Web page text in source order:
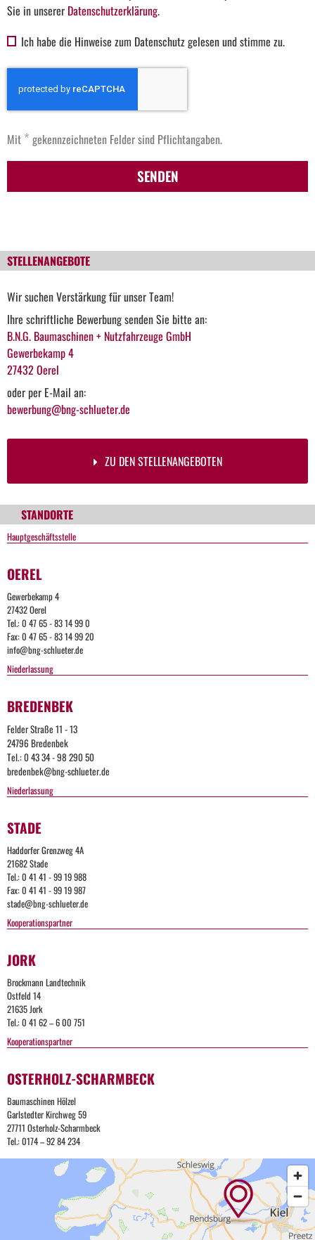
Sie in unserer Datenschutzerklärung.
Ich habe die Hinweise zum Datenschutz gelesen und stimme zu.
Mit * gekennzeichneten Felder sind Pflichtangaben.
SENDEN
STELLENANGEBOTE
Wir suchen Verstärkung für unser Team!
Ihre schriftliche Bewerbung senden Sie bitte an:
B.N.G. Baumaschinen + Nutzfahrzeuge GmbH
Gewerbekamp 4
27432 Oerel
oder per E-Mail an:
bewerbung@bng-schlueter.de
ZU DEN STELLENANGEBOTEN
STANDORTE
Hauptgeschäftsstelle
OEREL
Gewerbekamp 4
27432 Oerel
Tel.: 0 47 65 - 83 14 99 0
Fax: 0 47 65 - 83 14 99 20
info@bng-schlueter.de
Niederlassung
BREDENBEK
Felder Straße 11 - 13
24796 Bredenbek
Tel.: 0 43 34 - 98 290 50
bredenbek@bng-schlueter.de
Niederlassung
STADE
Haddorfer Grenzweg 4A
21682 Stade
Tel.: 0 41 41 - 99 19 988
Fax: 0 41 41 - 99 19 987
stade@bng-schlueter.de
Kooperationspartner
JORK
Brockmann Landtechnik
Ostfeld 14
21635 Jork
Tel.: 0 41 62 – 6 00 751
Kooperationspartner
OSTERHOLZ-SCHARMBECK
Baumaschinen Hölzel
Garlstedter Kirchweg 59
27711 Osterholz-Scharmbeck
Tel.: 0174 – 92 84 234